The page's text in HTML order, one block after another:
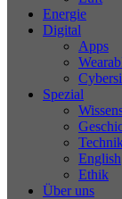
Energie
Digital
Apps
Spezial
English
Ethik
Über uns